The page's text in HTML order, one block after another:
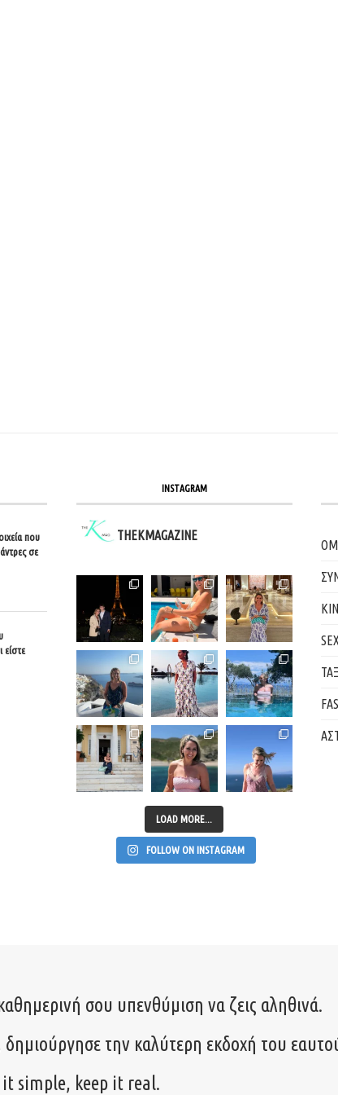
που
σε
είστε
INSTAGRAM
THEKMAGAZINE
LOAD MORE...
FOLLOW ON INSTAGRAM
SEX
σου υπενθύμιση να ζεις αληθινά.
την καλύτερη εκδοχή του
it simple, keep it real.